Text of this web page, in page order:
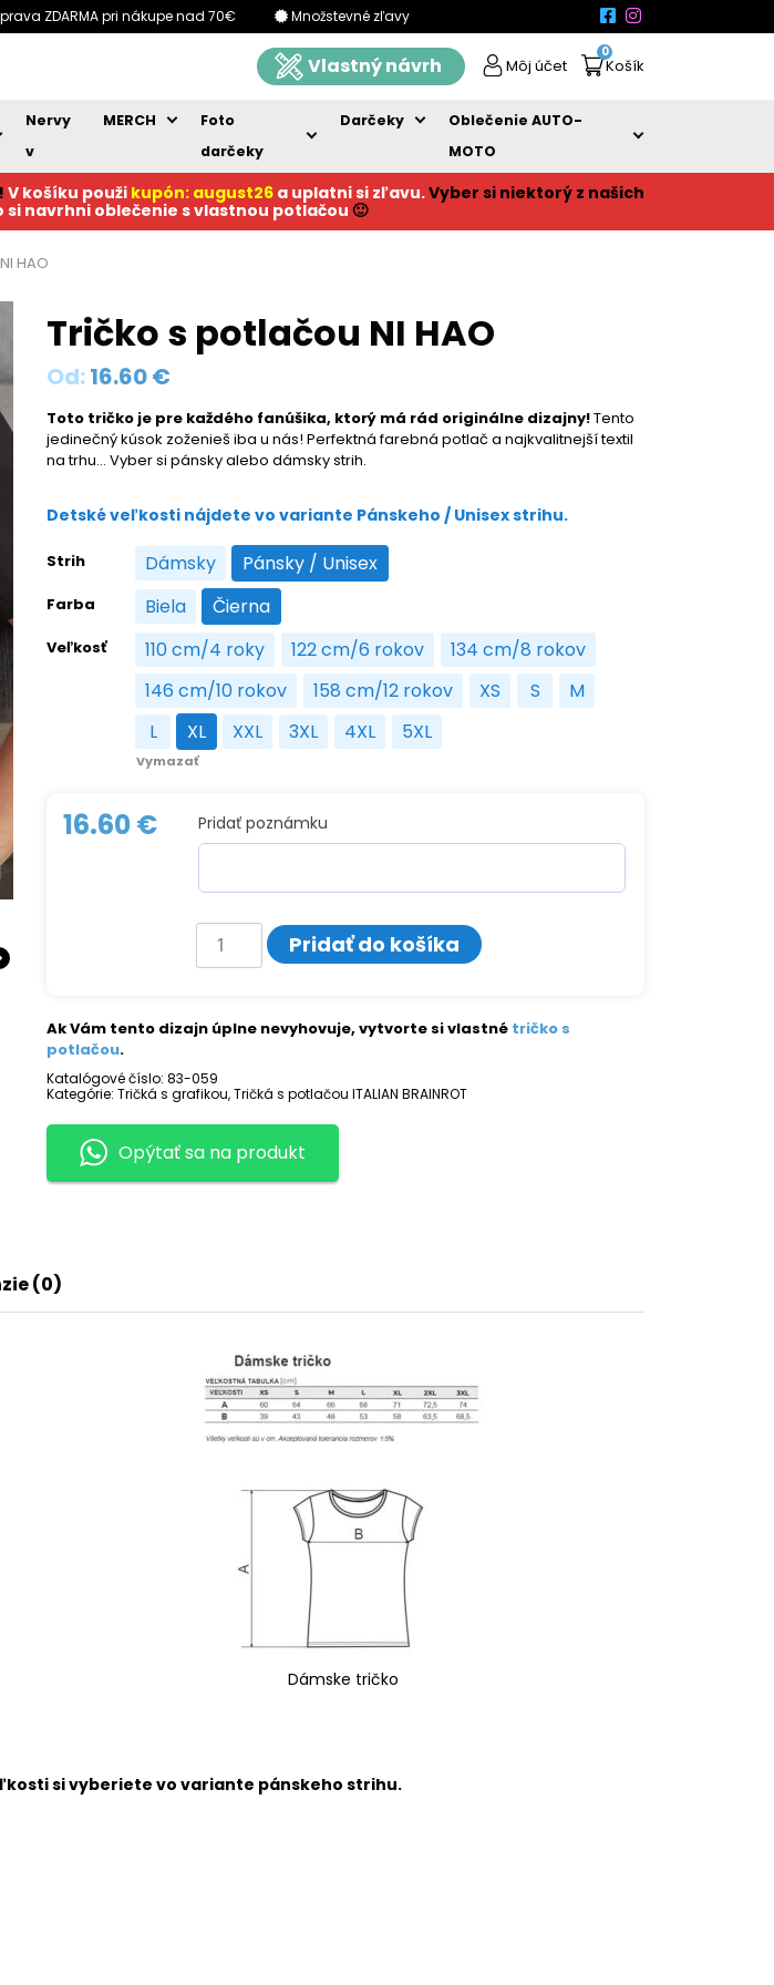
ZDARMA pri nákupe nad 70€ Množstevné zľavy
Vlastný návrh Môj účet
0
Košík
Nervy
v
MERCH
Foto
darčeky
Darčeky
Oblečenie AUTO-
MOTO
V košíku použi kupón: august26 a uplatni si zľavu.Vyber si niektorý z našich
si navrhni oblečenie s vlastnou potlačou 🙂
HAO
Tričko s potlačou NI HAO
Od:16.60€
Toto tričko je pre každého fanúšika, ktorý má rád originálne dizajny!Tento
jedinečný kúsok zoženieš iba u nás! Perfektná farebná potlač a najkvalitnejší textil
na trhu… Vyber si pánsky alebo dámsky strih.
Detské veľkosti nájdete vo variante Pánskeho / Unisex strihu.
Strih Dámsky
Dámsky Pánsky / Unisex
Pánsky / Unisex
Farba Biela
Biela Čierna
Čierna
Veľkosť 110 cm/4 roky
110 cm/4 roky122 cm/6 rokov
122 cm/6 rokov134 cm/8 rokov
134 cm/8 rokov
146 cm/10 rokov
146 cm/10 rokov158 cm/12 rokov
158 cm/12 rokov
XS
XS S
S M
M
LL XL
XL XXL
XXL 3XL
3XL 4XL
4XL 5XL
5XL
Vymazať
16.60€ Pridať poznámku
množstvo
Tričko
s
HAO
Pridať do košíka
Ak Vám tento dizajn úplne nevyhovuje, vytvorte si vlastné tričko s
potlačou.
Katalógové číslo: 83-059
Kategórie: Tričká s grafikou,Tričká s potlačou ITALIAN BRAINROT
Opýtať sa na produkt
(0)
Dámske tričko
si vyberiete vo variante pánskeho strihu.